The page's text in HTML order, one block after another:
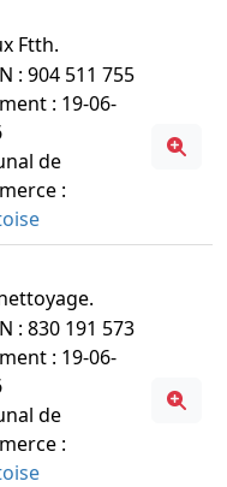
Ftth.
: 904 511 755
: 19-06-
de
:
: 830 191 573
: 19-06-
de
: